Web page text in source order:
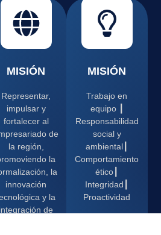
MISIÓN
Representar,
impulsar y
fortalecer al
de
la región,
la
la
innovación
y la
integración de
MISIÓN
Trabajo en
equipo ┃
Responsabilidad
social y
ambiental┃
Comportamiento
ético┃
Integridad┃
Proactividad